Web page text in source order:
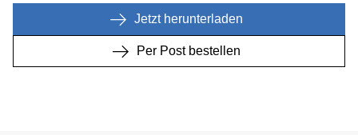
Jetzt herunterladen
Per Post bestellen